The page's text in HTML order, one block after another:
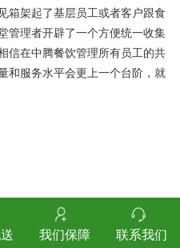
箱架起了基层员工或者客户跟食
管理者开辟了一个方便统一收集
信在中腾餐饮管理所有员工的共
和服务水平会更上一个台阶，就
我们保障 联系我们